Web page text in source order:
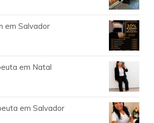
em Salvador
em Natal
em Salvador